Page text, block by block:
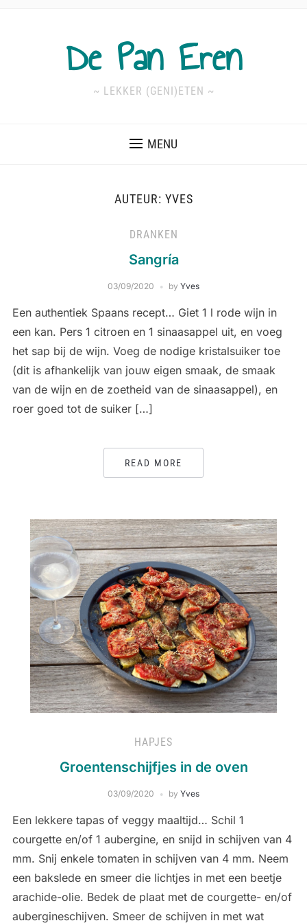
De Pan Eren
~ LEKKER (GENI)ETEN ~
MENU
AUTEUR: YVES
DRANKEN
Sangría
03/09/2020 by Yves
Een authentiek Spaans recept… Giet 1 l rode wijn in
een kan. Pers 1 citroen en 1 sinaasappel uit, en voeg
het sap bij de wijn. Voeg de nodige kristalsuiker toe
(dit is afhankelijk van jouw eigen smaak, de smaak
van de wijn en de zoetheid van de sinaasappel), en
roer goed tot de suiker […]
READ MORE
HAPJES
Groentenschijfjes in de oven
03/09/2020 by Yves
Een lekkere tapas of veggy maaltijd… Schil 1
courgette en/of 1 aubergine, en snijd in schijven van 4
mm. Snij enkele tomaten in schijven van 4 mm. Neem
een bakslede en smeer die lichtjes in met een beetje
arachide-olie. Bedek de plaat met de courgette- en/of
aubergineschijven. Smeer de schijven in met wat